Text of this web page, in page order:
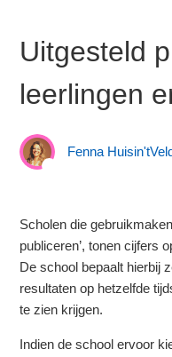
Uitgesteld
leerlingen
Fenna
Scholen die
publiceren’, tonen cijfers
De school bepaalt hierbij
resultaten op hetzelfde
te zien krijgen.
Indien de school ervoor